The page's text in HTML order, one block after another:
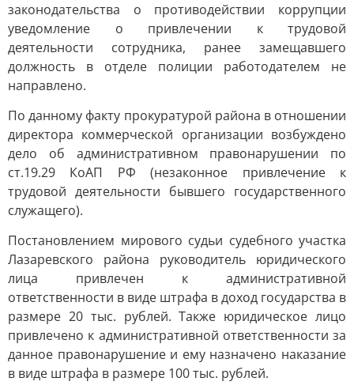
законодательства о противодействии коррупции
уведомление о привлечении к трудовой
деятельности сотрудника, ранее замещавшего
должность в отделе полиции работодателем не
направлено.
По данному факту прокуратурой района в отношении
директора коммерческой организации возбуждено
дело об административном правонарушении по
ст.19.29 КоАП РФ (незаконное привлечение к
трудовой деятельности бывшего государственного
служащего).
Постановлением мирового судьи судебного участка
Лазаревского района руководитель юридического
лица привлечен к административной
ответственности в виде штрафа в доход государства в
размере 20 тыс. рублей. Также юридическое лицо
привлечено к административной ответственности за
данное правонарушение и ему назначено наказание
в виде штрафа в размере 100 тыс. рублей.